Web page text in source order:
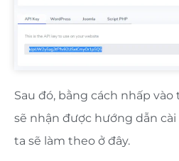
Sau đó, bằng cách nhấp vào
sẽ nhận được hướng dẫn
ta sẽ làm theo ở đây.